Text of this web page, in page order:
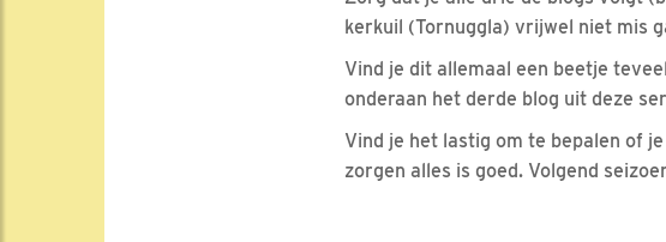
kerkuil (Tornuggla) vrijwel niet mis
Vind je dit allemaal een beetje
onderaan het derde blog uit deze
Vind je het lastig om te bepalen of
zorgen alles is goed. Volgend